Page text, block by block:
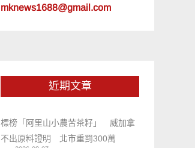
mknews1688@gmail.com
近期文章
標榜「阿里山小農苦茶籽」 威加拿
不出原料證明 北市重罰300萬